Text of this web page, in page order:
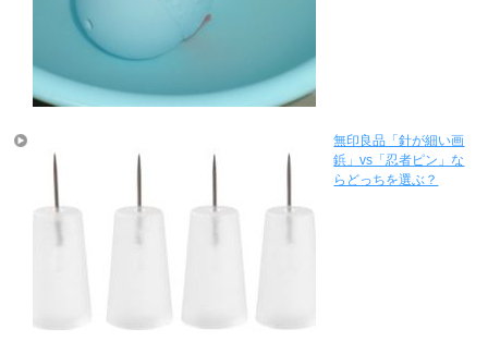
無印良品「針が細い画
鋲」vs「忍者ピン」な
らどっちを選ぶ？